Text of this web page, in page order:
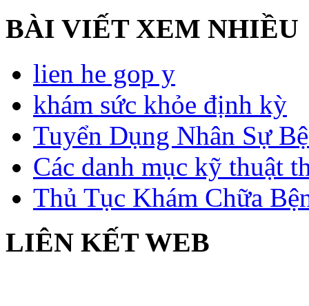
BÀI VIẾT XEM NHIỀU
lien he gop y
khám sức khỏe định kỳ
Tuyển Dụng Nhân Sự
Các danh mục kỹ thuật
Thủ Tục Khám Chữa
LIÊN KẾT WEB